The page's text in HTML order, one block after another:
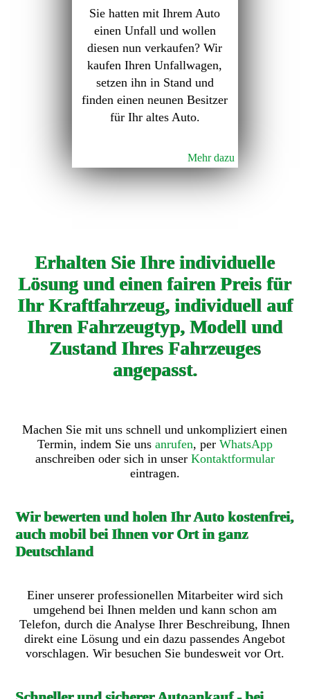
Sie hatten mit Ihrem Auto
einen Unfall und wollen
diesen nun verkaufen? Wir
kaufen Ihren Unfallwagen,
setzen ihn in Stand und
finden einen neunen Besitzer
für Ihr altes Auto.
Mehr dazu
Erhalten Sie Ihre individuelle
Lösung und einen fairen Preis für
Ihr Kraftfahrzeug, individuell auf
Ihren Fahrzeugtyp, Modell und
Zustand Ihres Fahrzeuges
angepasst.
Machen Sie mit uns schnell und unkompliziert einen
Termin, indem Sie uns anrufen, per WhatsApp
anschreiben oder sich in unser Kontaktformular
eintragen.
Wir bewerten und holen Ihr Auto kostenfrei,
auch mobil bei Ihnen vor Ort in ganz
Deutschland
Einer unserer professionellen Mitarbeiter wird sich
umgehend bei Ihnen melden und kann schon am
Telefon, durch die Analyse Ihrer Beschreibung, Ihnen
direkt eine Lösung und ein dazu passendes Angebot
vorschlagen. Wir besuchen Sie bundesweit vor Ort.